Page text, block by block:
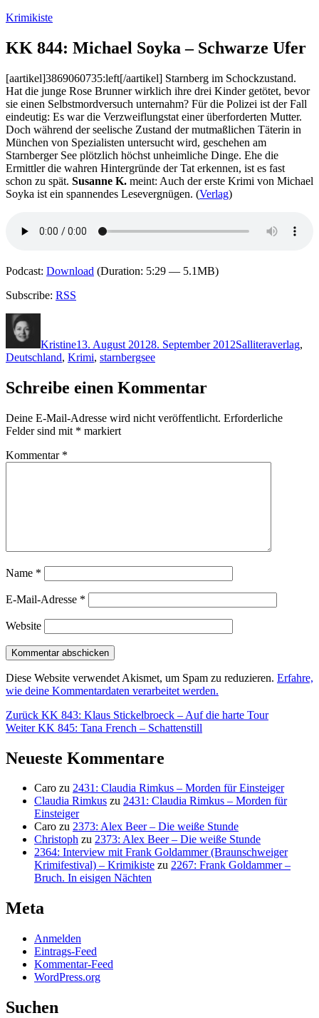
Zum
springen
Krimikiste
KK 844: Michael Soyka – Schwarze Ufer
[aartikel]3869060735:left[/aartikel] Starnberg im Schockzustand.
Hat die junge Rose Brunner wirklich ihre drei Kinder getötet, bevor
sie einen Selbstmordversuch unternahm? Für die Polizei ist der Fall
eindeutig: Es war die Verzweiflungstat einer überforderten Mutter.
Doch während der seelische Zustand der mutmaßlichen Täterin in
München von Spezialisten untersucht wird, geschehen am
Starnberger See plötzlich höchst unheimliche Dinge. Ehe die
Ermittler die wahren Hintergründe der Tat erkennen, ist es fast
schon zu spät. Susanne K. meint: Auch der erste Krimi von Michael
Soyka ist ein spannendes Lesevergnügen. (Verlag)
Podcast: Download (Duration: 5:29 — 5.1MB)
Subscribe: RSS
Kristine13. August 20128. September 2012Salliteraverlag,
Deutschland, Krimi, starnbergsee
Schreibe einen Kommentar
Deine E-Mail-Adresse wird nicht veröffentlicht. Erforderliche
Felder sind mit * markiert
Kommentar *
Name *
E-Mail-Adresse *
Website
Diese Website verwendet Akismet, um Spam zu reduzieren. Erfahre,
wie deine Kommentardaten verarbeitet werden.
Beitragsnavigation
Zurück Vorheriger
Beitrag:
KK 843: Klaus Stickelbroeck – Auf die harte Tour
Weiter Nächster
KK 845: Tana French – Schattenstill
Neueste Kommentare
Caro zu 2431: Claudia Rimkus – Morden für Einsteiger
Claudia Rimkus zu 2431: Claudia Rimkus – Morden für
Einsteiger
Caro zu 2373: Alex Beer – Die weiße Stunde
Christoph zu 2373: Alex Beer – Die weiße Stunde
2364: Interview mit Frank Goldammer (Braunschweiger
Krimifestival) – Krimikiste zu 2267: Frank Goldammer –
Bruch. In eisigen Nächten
Meta
Anmelden
Eintrags-Feed
Kommentar-Feed
WordPress.org
Suchen